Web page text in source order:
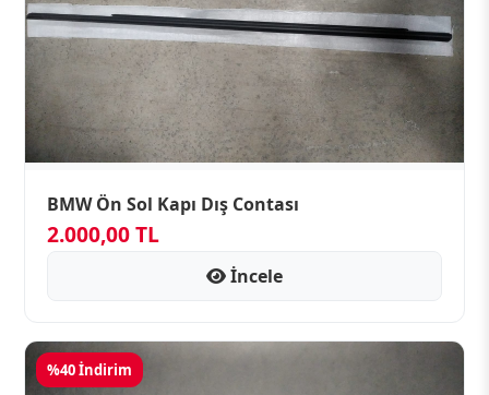
BMW Ön Sol Kapı Dış Contası
2.000,00 TL
İncele
%40 İndirim